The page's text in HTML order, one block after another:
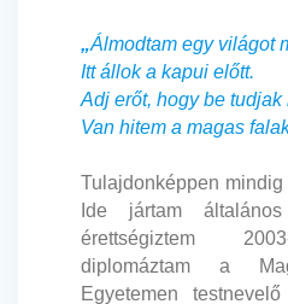
„Álmodtam egy világot
Itt állok a kapui előtt.
Adj erőt, hogy be tudjak
Van hitem a magas
Tulajdonképpen
Ide jártam
érettségiztem
diplomáztam a
Egyetemen